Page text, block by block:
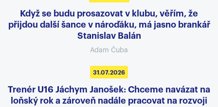
Když se budu prosazovat v klubu, věřím, že
přijdou další šance v nároďáku, má jasno brankář
Stanislav Balán
Adam Čuba
31.07.2026
Trenér U16 Jáchym Janošek: Chceme navázat na
loňský rok a zároveň nadále pracovat na rozvoji